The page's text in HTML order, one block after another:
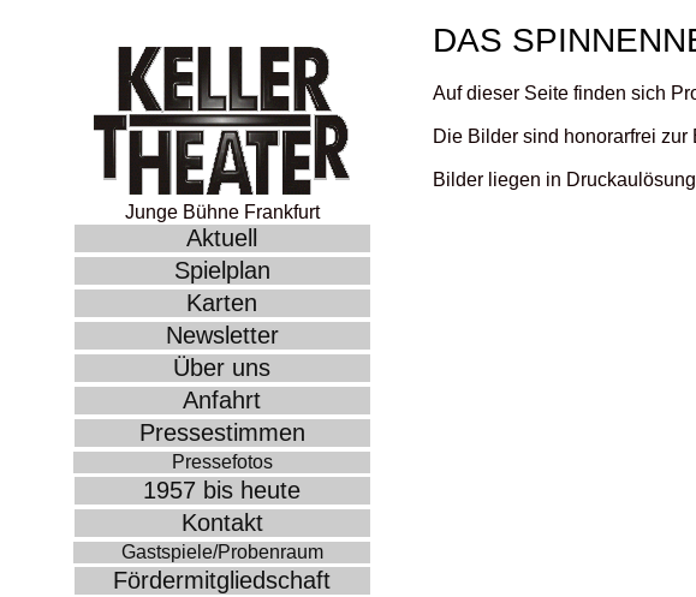
Junge Bühne Frankfurt
Aktuell
Spielplan
Karten
Newsletter
Über uns
Anfahrt
Pressestimmen
Pressefotos
1957 bis heute
Kontakt
Gastspiele/Probenraum
Fördermitgliedschaft
DAS
Auf dieser Seite finden sich
Die Bilder sind honorarfrei
Bilder liegen in